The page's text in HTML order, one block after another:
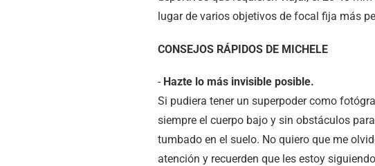
lugar de varios objetivos de focal fija más
CONSEJOS RÁPIDOS DE MICHELE
- Hazte lo más invisible posible.
Si pudiera tener un superpoder como
siempre el cuerpo bajo y sin obstáculos
tumbado en el suelo. No quiero que me
atención y recuerden que les estoy